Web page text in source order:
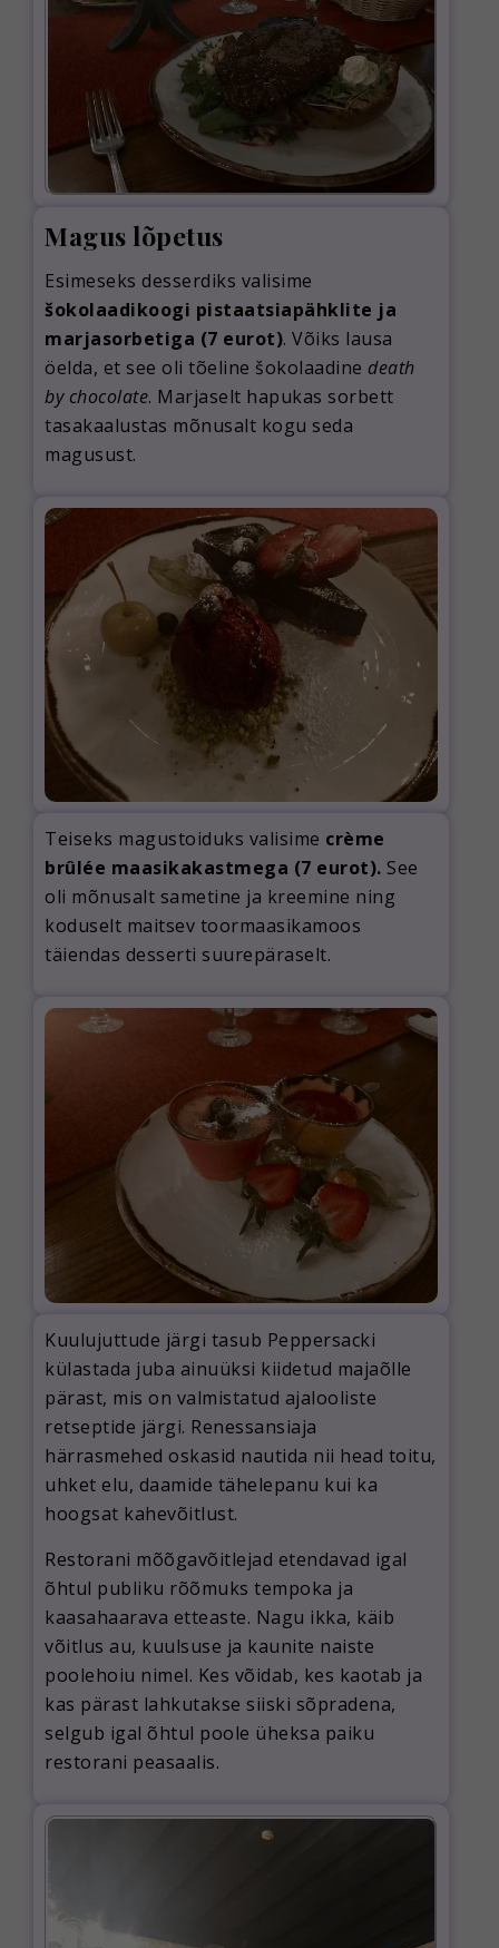
Magus lõpetus
Esimeseks desserdiks valisime
šokolaadikoogi pistaatsiapähklite ja
marjasorbetiga (7 eurot). Võiks lausa
öelda, et see oli tõeline šokolaadine death
by chocolate. Marjaselt hapukas sorbett
tasakaalustas mõnusalt kogu seda
magusust.
Teiseks magustoiduks valisime crème
brûlée maasikakastmega (7 eurot). See
oli mõnusalt sametine ja kreemine ning
koduselt maitsev toormaasikamoos
täiendas desserti suurepäraselt.
Kuulujuttude järgi tasub Peppersacki
külastada juba ainuüksi kiidetud majaõlle
pärast, mis on valmistatud ajalooliste
retseptide järgi. Renessansiaja
härrasmehed oskasid nautida nii head toitu,
uhket elu, daamide tähelepanu kui ka
hoogsat kahevõitlust.
Restorani mõõgavõitlejad etendavad igal
õhtul publiku rõõmuks tempoka ja
kaasahaarava etteaste. Nagu ikka, käib
võitlus au, kuulsuse ja kaunite naiste
poolehoiu nimel. Kes võidab, kes kaotab ja
kas pärast lahkutakse siiski sõpradena,
selgub igal õhtul poole üheksa paiku
restorani peasaalis.